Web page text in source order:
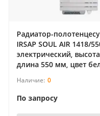
Радиатор-
IRSAP SOUL AIR 1418/
электрический,
длина 550 мм, цвет
0
По запросу